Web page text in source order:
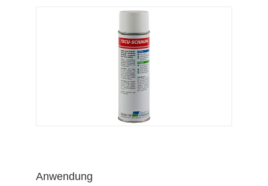
Anwendung